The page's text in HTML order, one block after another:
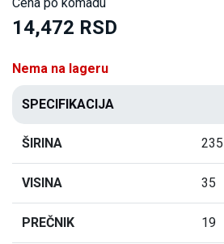
14,472 RSD
Nema na lageru
SPECIFIKACIJA
ŠIRINA 235
VISINA 35
PREČNIK 19